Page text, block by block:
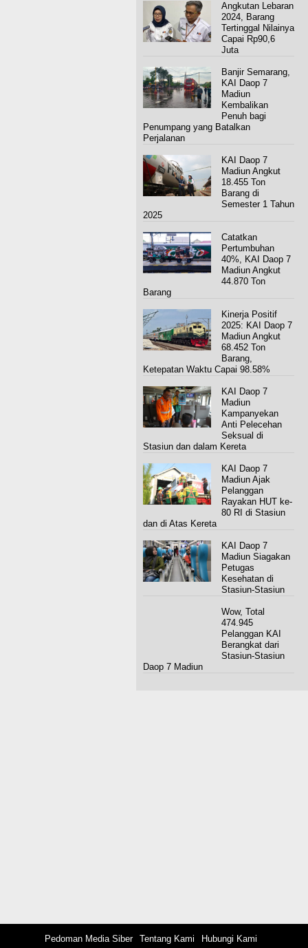
Angkutan Lebaran
2024, Barang
Tertinggal Nilainya
Capai Rp90,6
Juta
Banjir Semarang,
KAI Daop 7
Madiun
Kembalikan
Penuh bagi
Penumpang yang Batalkan
Perjalanan
KAI Daop 7
Madiun Angkut
18.455 Ton
Barang di
Semester 1 Tahun
2025
Catatkan
Pertumbuhan
40%, KAI Daop 7
Madiun Angkut
44.870 Ton
Barang
Kinerja Positif
2025: KAI Daop 7
Madiun Angkut
68.452 Ton
Barang,
Ketepatan Waktu Capai 98.58%
KAI Daop 7
Madiun
Kampanyekan
Anti Pelecehan
Seksual di
Stasiun dan dalam Kereta
KAI Daop 7
Madiun Ajak
Pelanggan
Rayakan HUT ke-
80 RI di Stasiun
dan di Atas Kereta
KAI Daop 7
Madiun Siagakan
Petugas
Kesehatan di
Stasiun-Stasiun
Wow, Total
474.945
Pelanggan KAI
Berangkat dari
Stasiun-Stasiun
Daop 7 Madiun
Pedoman Media Siber Tentang Kami Hubungi Kami